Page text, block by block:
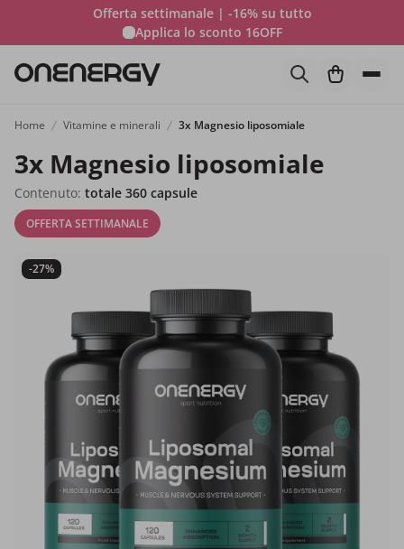
Offerta settimanale | -16% su tutto
Applica lo sconto 16OFF
Home Vitamine e minerali 3x Magnesio liposomiale
3x Magnesio liposomiale
Contenuto: totale 360 capsule
OFFERTA SETTIMANALE
-27%